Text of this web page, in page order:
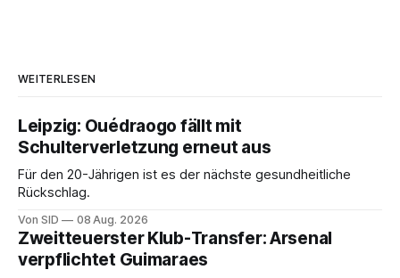
WEITERLESEN
Leipzig: Ouédraogo fällt mit
Schulterverletzung erneut aus
Für den 20-Jährigen ist es der nächste gesundheitliche
Rückschlag.
Von SID 08 Aug. 2026
Zweitteuerster Klub-Transfer: Arsenal
verpflichtet Guimaraes